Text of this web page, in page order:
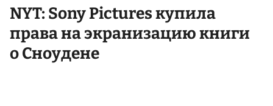
NYT: Sony Pictures купила
права на экранизацию книги
о Сноудене